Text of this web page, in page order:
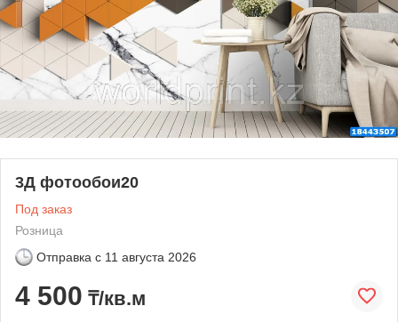
3Д фотообои20
Под заказ
Розница
Отправка с 11 августа 2026
4 500 ₸/кв.м